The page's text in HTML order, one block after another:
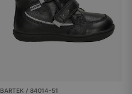
BARTEK / 84014-51